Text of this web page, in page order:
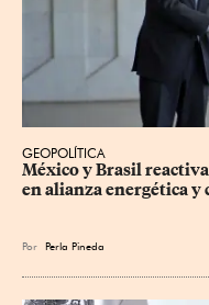
GEOPOLÍTICA
México y Brasil
en alianza energética
Por Perla Pineda